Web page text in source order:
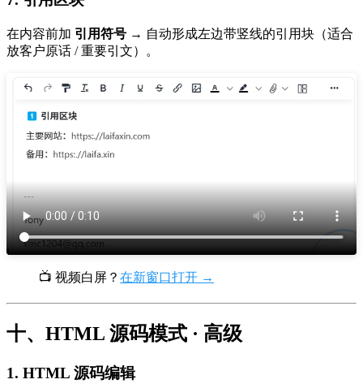
在内容前加 引用符号 → 自动形成左边带竖线的引用块（适合
放客户原话 / 重要引文）。
📺 视频白屏？ 在新窗口打开 →
十、HTML 源码模式 · 高级
1. HTML 源码编辑